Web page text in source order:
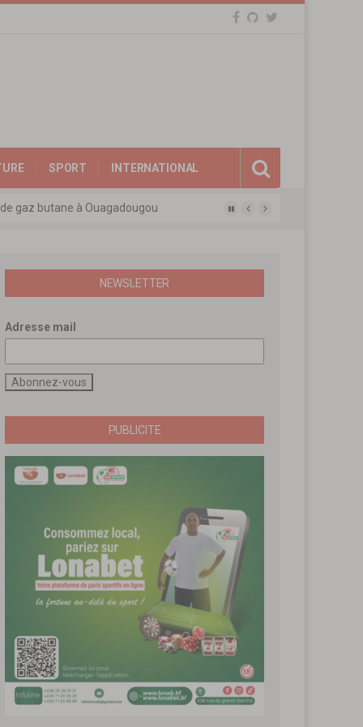
SPORT INTERNATIONAL
gaz butane à Ouagadougou
révolutionnaires
NEWSLETTER
Adresse mail
PUBLICITE